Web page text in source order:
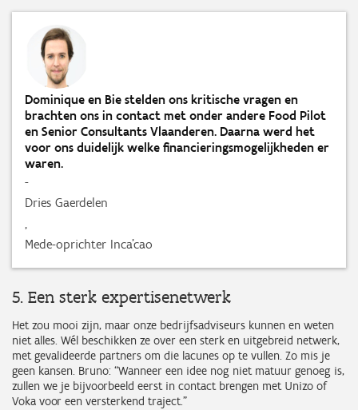
Dominique en Bie stelden ons kritische vragen en
brachten ons in contact met onder andere Food Pilot
en Senior Consultants Vlaanderen. Daarna werd het
voor ons duidelijk welke financieringsmogelijkheden er
waren.
-
Dries Gaerdelen
,
Mede-oprichter Inca'cao
5. Een sterk expertisenetwerk
Het zou mooi zijn, maar onze bedrijfsadviseurs kunnen en weten
niet alles. Wél beschikken ze over een sterk en uitgebreid netwerk,
met gevalideerde partners om die lacunes op te vullen. Zo mis je
geen kansen. Bruno: “Wanneer een idee nog niet matuur genoeg is,
zullen we je bijvoorbeeld eerst in contact brengen met Unizo of
Voka voor een versterkend traject.”